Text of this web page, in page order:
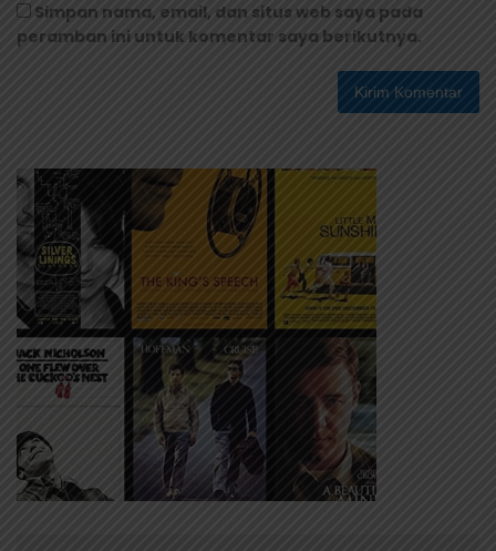
Simpan nama, email, dan situs web saya pada
peramban ini untuk komentar saya berikutnya.